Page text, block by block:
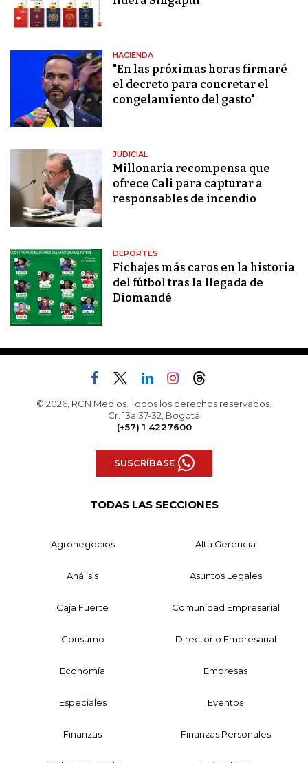
HACIENDA
"En las próximas horas firmaré
el decreto para concretar el
congelamiento del gasto"
JUDICIAL
Millonaria recompensa que
ofrece Cali para capturar a
responsables de incendio
DEPORTES
Fichajes más caros en la historia
del fútbol tras la llegada de
Diomandé
© 2026, RCN Medios. Todos los derechos reservados.
Cr. 13a 37-32, Bogotá
(+57) 1 4227600
SUSCRÍBASE
TODAS LAS SECCIONES
Agronegocios Alta Gerencia
Análisis Asuntos Legales
Caja Fuerte Comunidad Empresarial
Consumo Directorio Empresarial
Economía Empresas
Especiales Eventos
Finanzas Finanzas Personales